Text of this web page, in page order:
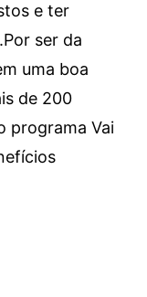
e ter
Por ser da
uma boa
de 200
programa Vai